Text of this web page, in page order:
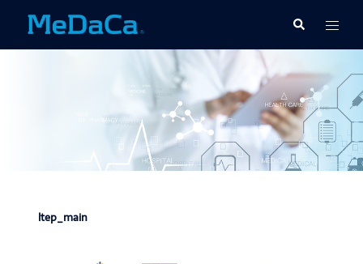
テ
検
索
ト
グ
メ
ニ
ュ
ー
ltep_main